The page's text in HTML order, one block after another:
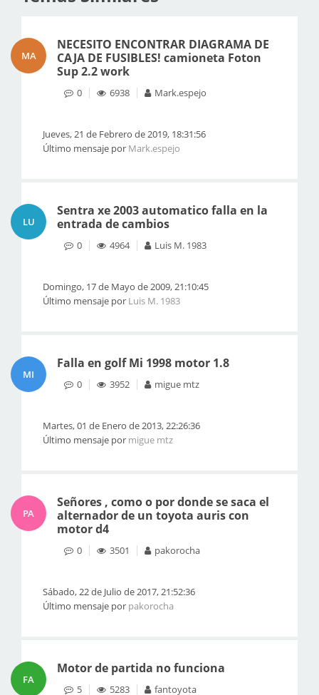
MA
NECESITO ENCONTRAR DIAGRAMA DE
CAJA DE FUSIBLES! camioneta Foton
Sup 2.2 work
0 6938 Mark.espejo
Jueves, 21 de Febrero de 2019, 18:31:56
Último mensaje por Mark.espejo
LU
Sentra xe 2003 automatico falla en la
entrada de cambios
0 4964 Luis M. 1983
Domingo, 17 de Mayo de 2009, 21:10:45
Último mensaje por Luis M. 1983
MI
Falla en golf Mi 1998 motor 1.8
0 3952 migue mtz
Martes, 01 de Enero de 2013, 22:26:36
Último mensaje por migue mtz
PA
Señores , como o por donde se saca el
alternador de un toyota auris con
motor d4
0 3501 pakorocha
Sábado, 22 de Julio de 2017, 21:52:36
Último mensaje por pakorocha
FA
Motor de partida no funciona
5 5283 fantoyota